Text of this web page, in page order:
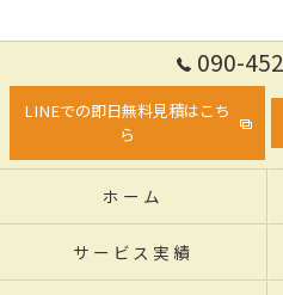
090-
LINEでの即日無料見積はこち
ら
ホーム
サービス実績